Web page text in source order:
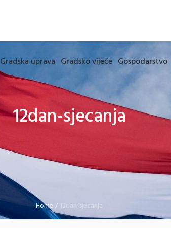
Gradska uprava Gradsko vijeće Gospodarstvo
12dan-sjecanja
Home /12dan-sjecanja